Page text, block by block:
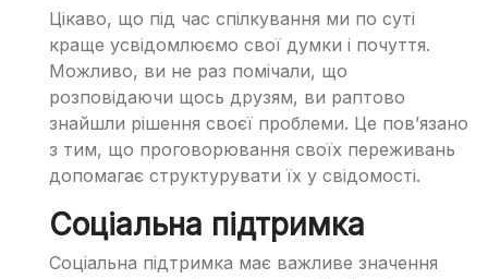
Цікаво, що під час спілкування ми по суті
краще усвідомлюємо свої думки і почуття.
Можливо, ви не раз помічали, що
розповідаючи щось друзям, ви раптово
знайшли рішення своєї проблеми. Це пов’язано
з тим, що проговорювання своїх переживань
допомагає структурувати їх у свідомості.
Соціальна підтримка
Соціальна підтримка має важливе значення